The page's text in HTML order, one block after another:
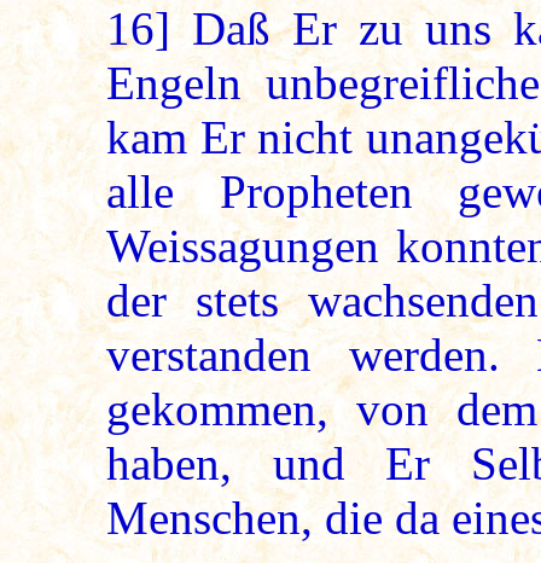
16]Daß Er zu uns
Engeln
kam Er nicht
alle Propheten
Weissagungen
der stets
verstanden
gekommen, von
haben, und Er
Menschen, die da